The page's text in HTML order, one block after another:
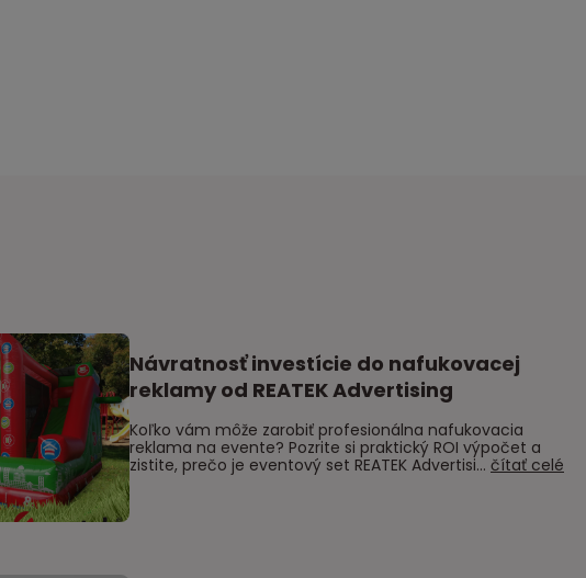
Návratnosť investície do nafukovacej
reklamy od REATEK Advertising
Koľko vám môže zarobiť profesionálna nafukovacia
reklama na evente? Pozrite si praktický ROI výpočet a
zistite, prečo je eventový set REATEK Advertisi... čítať celé